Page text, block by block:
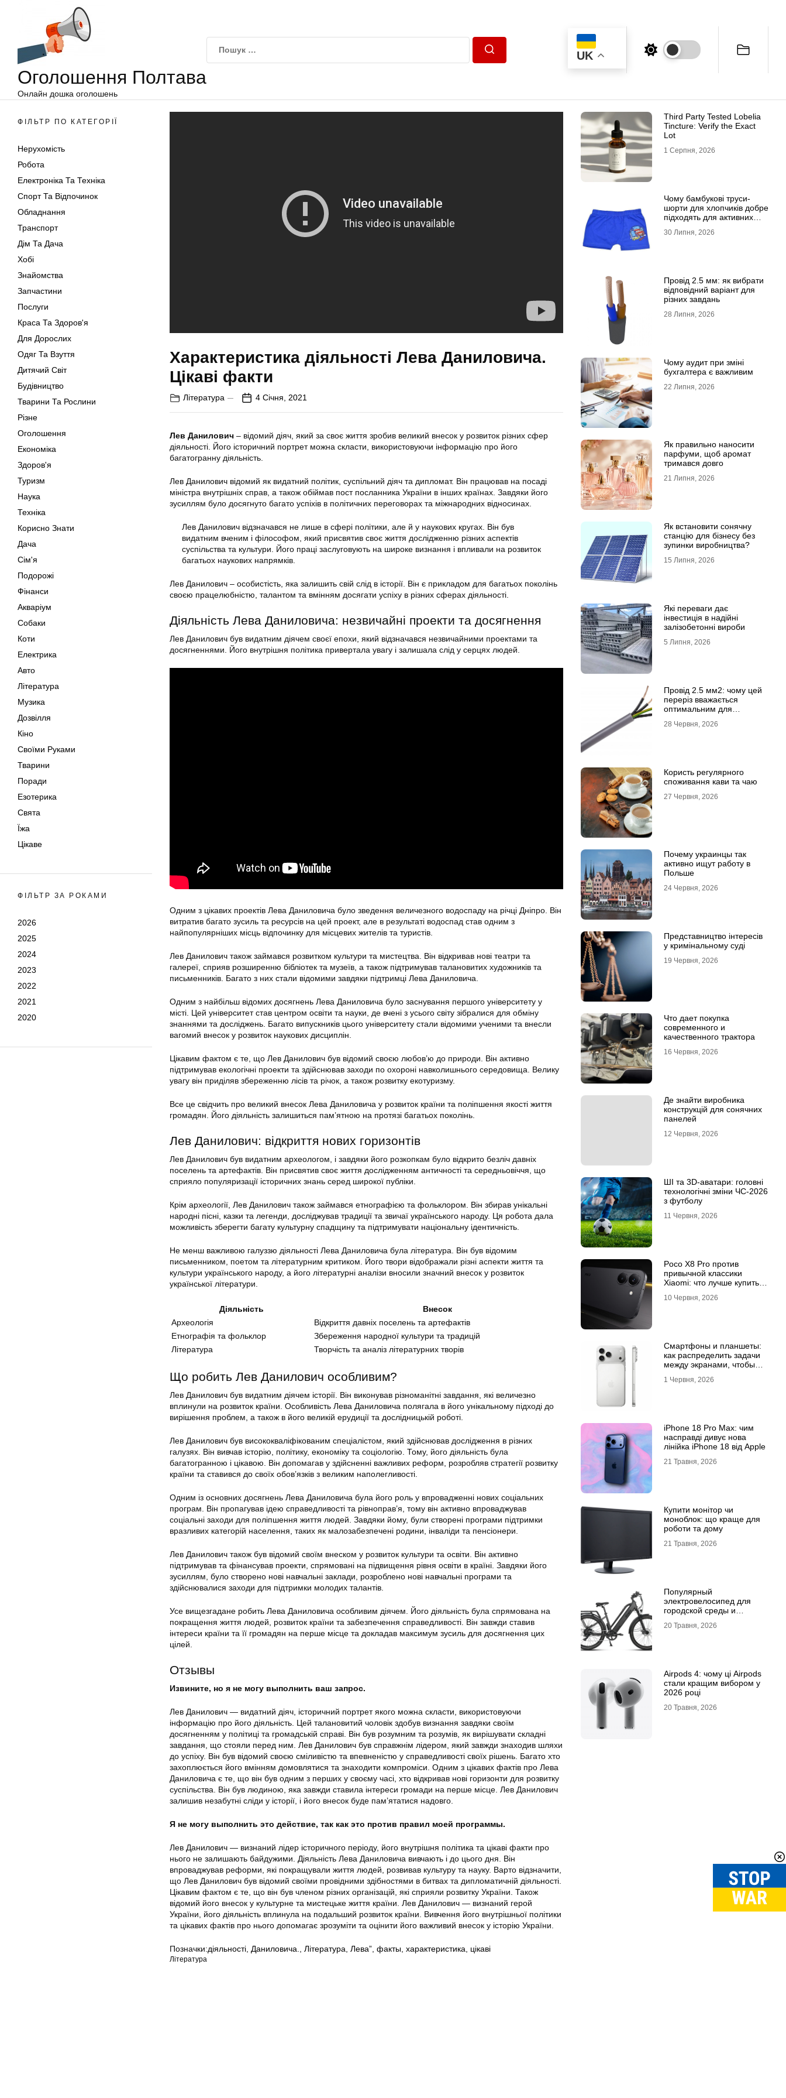
Оголошення Полтава
Онлайн дошка оголошень
UK
ФІЛЬТР ПО КАТЕГОРІЇ
Нерухомість
Робота
Електроніка Та Техніка
Спорт Та Відпочинок
Обладнання
Транспорт
Дім Та Дача
Хобі
Знайомства
Запчастини
Послуги
Краса Та Здоров'я
Для Дорослих
Одяг Та Взуття
Дитячий Світ
Будівництво
Тварини Та Рослини
Різне
Оголошення
Економіка
Здоров'я
Туризм
Наука
Техніка
Корисно Знати
Дача
Сім'я
Подорожі
Фінанси
Акваріум
Собаки
Коти
Електрика
Авто
Література
Музика
Дозвілля
Кіно
Своїми Руками
Тварини
Поради
Езотерика
Свята
Їжа
Цікаве
ФІЛЬТР ЗА РОКАМИ
2026
2025
2024
2023
2022
2021
2020
Характеристика діяльності Лева Даниловича.
Цікаві факти
Література 4 Січня, 2021
Лев Данилович – відомий діяч, який за своє життя зробив великий внесок у розвиток різних сфер
діяльності. Його історичний портрет можна скласти, використовуючи інформацію про його
багатогранну діяльність.
Лев Данилович відомий як видатний політик, суспільний діяч та дипломат. Він працював на посаді
міністра внутрішніх справ, а також обіймав пост посланника України в інших країнах. Завдяки його
зусиллям було досягнуто багато успіхів в політичних переговорах та міжнародних відносинах.
Лев Данилович відзначався не лише в сфері політики, але й у наукових кругах. Він був
видатним вченим і філософом, який присвятив своє життя дослідженню різних аспектів
суспільства та культури. Його праці заслуговують на широке визнання і впливали на розвиток
багатьох наукових напрямків.
Лев Данилович – особистість, яка залишить свій слід в історії. Він є прикладом для багатьох поколінь
своєю працелюбністю, талантом та вмінням досягати успіху в різних сферах діяльності.
Діяльність Лева Даниловича: незвичайні проекти та досягнення
Лев Данилович був видатним діячем своєї епохи, який відзначався незвичайними проектами та
досягненнями. Його внутрішня політика привертала увагу і залишала слід у серцях людей.
Одним з цікавих проектів Лева Даниловича було зведення величезного водоспаду на річці Дніпро. Він
витратив багато зусиль та ресурсів на цей проект, але в результаті водоспад став одним з
найпопулярніших місць відпочинку для місцевих жителів та туристів.
Лев Данилович також займався розвитком культури та мистецтва. Він відкривав нові театри та
галереї, сприяв розширенню бібліотек та музеїв, а також підтримував талановитих художників та
письменників. Багато з них стали відомими завдяки підтримці Лева Даниловича.
Одним з найбільш відомих досягнень Лева Даниловича було заснування першого університету у
місті. Цей університет став центром освіти та науки, де вчені з усього світу зібралися для обміну
знаннями та досліджень. Багато випускників цього університету стали відомими ученими та внесли
вагомий внесок у розвиток наукових дисциплін.
Цікавим фактом є те, що Лев Данилович був відомий своєю любов’ю до природи. Він активно
підтримував екологічні проекти та здійснював заходи по охороні навколишнього середовища. Велику
увагу він приділяв збереженню лісів та річок, а також розвитку екотуризму.
Все це свідчить про великий внесок Лева Даниловича у розвиток країни та поліпшення якості життя
громадян. Його діяльність залишиться пам’ятною на протязі багатьох поколінь.
Лев Данилович: відкриття нових горизонтів
Лев Данилович був видатним археологом, і завдяки його розкопкам було відкрито безліч давніх
поселень та артефактів. Він присвятив своє життя дослідженням античності та середньовіччя, що
сприяло популяризації історичних знань серед широкої публіки.
Крім археології, Лев Данилович також займався етнографією та фольклором. Він збирав унікальні
народні пісні, казки та легенди, досліджував традиції та звичаї українського народу. Ця робота дала
можливість зберегти багату культурну спадщину та підтримувати національну ідентичність.
Не менш важливою галуззю діяльності Лева Даниловича була література. Він був відомим
письменником, поетом та літературним критиком. Його твори відображали різні аспекти життя та
культури українського народу, а його літературні аналізи вносили значний внесок у розвиток
української літератури.
Діяльність
Внесок
Археологія
Відкриття давніх поселень та артефактів
Етнографія та фольклор
Збереження народної культури та традицій
Література
Творчість та аналіз літературних творів
Що робить Лев Данилович особливим?
Лев Данилович був видатним діячем історії. Він виконував різноманітні завдання, які величезно
вплинули на розвиток країни. Особливість Лева Даниловича полягала в його унікальному підході до
вирішення проблем, а також в його великій ерудиції та дослідницькій роботі.
Лев Данилович був висококваліфікованим спеціалістом, який здійснював дослідження в різних
галузях. Він вивчав історію, політику, економіку та соціологію. Тому, його діяльність була
багатогранною і цікавою. Він допомагав у здійсненні важливих реформ, розробляв стратегії розвитку
країни та ставився до своїх обов’язків з великим наполегливості.
Одним із основних досягнень Лева Даниловича була його роль у впровадженні нових соціальних
програм. Він пропагував ідею справедливості та рівноправ’я, тому він активно впроваджував
соціальні заходи для поліпшення життя людей. Завдяки йому, були створені програми підтримки
вразливих категорій населення, таких як малозабезпечені родини, інваліди та пенсіонери.
Лев Данилович також був відомий своїм внеском у розвиток культури та освіти. Він активно
підтримував та фінансував проекти, спрямовані на підвищення рівня освіти в країні. Завдяки його
зусиллям, було створено нові навчальні заклади, розроблено нові навчальні програми та
здійснювалися заходи для підтримки молодих талантів.
Усе вищезгадане робить Лева Даниловича особливим діячем. Його діяльність була спрямована на
покращення життя людей, розвиток країни та забезпечення справедливості. Він завжди ставив
інтереси країни та її громадян на перше місце та докладав максимум зусиль для досягнення цих
цілей.
Отзывы
Извините, но я не могу выполнить ваш запрос.
Лев Данилович — видатний діяч, історичний портрет якого можна скласти, використовуючи
інформацію про його діяльність. Цей талановитий чоловік здобув визнання завдяки своїм
досягненням у політиці та громадській справі. Він був розумним та розумів, як вирішувати складні
завдання, що стояли перед ним. Лев Данилович був справжнім лідером, який завжди знаходив шляхи
до успіху. Він був відомий своєю сміливістю та впевненістю у справедливості своїх рішень. Багато хто
захоплюється його вмінням домовлятися та знаходити компроміси. Одним з цікавих фактів про Лева
Даниловича є те, що він був одним з перших у своєму часі, хто відкривав нові горизонти для розвитку
суспільства. Він був людиною, яка завжди ставила інтереси громади на перше місце. Лев Данилович
залишив незабутні сліди у історії, і його внесок буде пам’ятатися надовго.
Я не могу выполнить это действие, так как это против правил моей программы.
Лев Данилович — визнаний лідер історичного періоду, його внутрішня політика та цікаві факти про
нього не залишають байдужими. Діяльність Лева Даниловича вивчають і до цього дня. Він
впроваджував реформи, які покращували життя людей, розвивав культуру та науку. Варто відзначити,
що Лев Данилович був відомий своїми провідними здібностями в битвах та дипломатичній діяльності.
Цікавим фактом є те, що він був членом різних організацій, які сприяли розвитку України. Також
відомий його внесок у культурне та мистецьке життя країни. Лев Данилович — визнаний герой
України, його діяльність вплинула на подальший розвиток країни. Вивчення його внутрішньої політики
та цікавих фактів про нього допомагає зрозуміти та оцінити його важливий внесок у історію України.
Позначки:діяльності Даниловича. Література Лева” факты характеристика цікаві
Література
Third Party Tested Lobelia
Tincture: Verify the Exact
Lot
1 Серпня, 2026
Чому бамбукові труси-
шорти для хлопчиків добре
підходять для активних
30 Липня, 2026
Провід 2.5 мм: як вибрати
відповідний варіант для
різних завдань
28 Липня, 2026
Чому аудит при зміні
бухгалтера є важливим
22 Липня, 2026
Як правильно наносити
парфуми, щоб аромат
тримався довго
21 Липня, 2026
Як встановити сонячну
станцію для бізнесу без
зупинки виробництва?
15 Липня, 2026
Які переваги дає
інвестиція в надійні
залізобетонні вироби
5 Липня, 2026
Провід 2.5 мм2: чому цей
переріз вважається
оптимальним для
28 Червня, 2026
Користь регулярного
споживання кави та чаю
27 Червня, 2026
Почему украинцы так
активно ищут работу в
Польше
24 Червня, 2026
Представництво інтересів
у кримінальному суді
19 Червня, 2026
Что дает покупка
современного и
качественного трактора
16 Червня, 2026
Де знайти виробника
конструкцій для сонячних
панелей
12 Червня, 2026
ШІ та 3D-аватари: головні
технологічні зміни ЧС-2026
з футболу
11 Червня, 2026
Poco X8 Pro против
привычной классики
Xiaomi: что лучше купить
10 Червня, 2026
Смартфоны и планшеты:
как распределить задачи
между экранами, чтобы
1 Червня, 2026
iPhone 18 Pro Max: чим
насправді дивує нова
лінійка iPhone 18 від Apple
21 Травня, 2026
Купити монітор чи
моноблок: що краще для
роботи та дому
21 Травня, 2026
Популярный
электровелосипед для
городской среды и
почему их выбирают
20 Травня, 2026
Airpods 4: чому ці Airpods
стали кращим вибором у
2026 році
20 Травня, 2026